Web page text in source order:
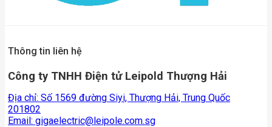
Thông tin liên hệ
Công ty TNHH Điện tử Leipold Thượng Hải
Địa chỉ: Số 1569 đường Siyi, Thượng Hải, Trung Quốc
201802
Email: gigaelectric@leipole.com.sg